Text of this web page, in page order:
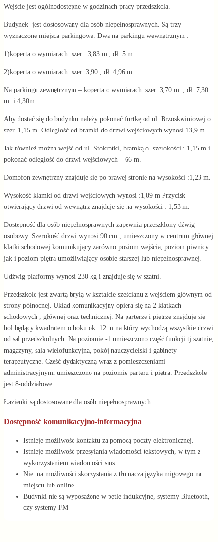
Wejście jest ogólnodostępne w godzinach pracy przedszkola.
Budynek jest dostosowany dla osób niepełnosprawnych. Są trzy
wyznaczone miejsca parkingowe. Dwa na parkingu wewnętrznym :
1)koperta o wymiarach: szer. 3,83 m., dł. 5 m.
2)koperta o wymiarach: szer. 3,90 , dł. 4,96 m.
Na parkingu zewnętrznym – koperta o wymiarach: szer. 3,70 m. , dł. 7,30
m. i 4,30m.
Aby dostać się do budynku należy pokonać furtkę od ul. Brzoskwiniowej o
szer. 1,15 m. Odległość od bramki do drzwi wejściowych wynosi 13,9 m.
Jak również można wejść od ul. Stokrotki, bramką o szerokości : 1,15 m i
pokonać odległość do drzwi wejściowych – 66 m.
Domofon zewnętrzny znajduje się po prawej stronie na wysokości :1,23 m.
Wysokość klamki od drzwi wejściowych wynosi :1,09 m Przycisk
otwierający drzwi od wewnątrz znajduje się na wysokości : 1,53 m.
Dostępność dla osób niepełnosprawnych zapewnia przeszklony dźwig
osobowy. Szerokość drzwi wynosi 90 cm., umieszczony w centrum głównej
klatki schodowej komunikujący zarówno poziom wejścia, poziom piwnicy
jak i poziom piętra umożliwiający osobie starszej lub niepełnosprawnej.
Udźwig platformy wynosi 230 kg i znajduje się w szatni.
Przedszkole jest zwartą bryłą w kształcie sześcianu z wejściem głównym od
strony północnej. Układ komunikacyjny opiera się na 2 klatkach
schodowych , głównej oraz technicznej. Na parterze i piętrze znajduje się
hol będący kwadratem o boku ok. 12 m na który wychodzą wszystkie drzwi
od sal przedszkolnych. Na poziomie -1 umieszczono część funkcji tj szatnie,
magazyny, sala wielofunkcyjna, pokój nauczycielski i gabinety
terapeutyczne. Część dydaktyczną wraz z pomieszczeniami
administracyjnymi umieszczono na poziomie parteru i piętra. Przedszkole
jest 8-oddziałowe.
Łazienki są dostosowane dla osób niepełnosprawnych.
Dostępność komunikacyjno-informacyjna
Istnieje możliwość kontaktu za pomocą poczty elektronicznej.
Istnieje możliwość przesyłania wiadomości tekstowych, w tym z
wykorzystaniem wiadomości sms.
Nie ma możliwości skorzystania z tłumacza języka migowego na
miejscu lub online.
Budynki nie są wyposażone w pętle indukcyjne, systemy Bluetooth,
czy systemy FM